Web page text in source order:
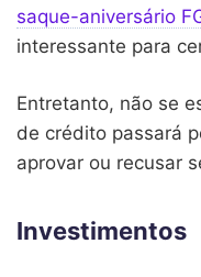
saque-aniversário
interessante para
Entretanto, não se
de crédito passará
aprovar ou recusar
Investimentos